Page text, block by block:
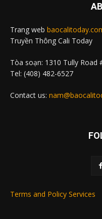
Trang web
Truyền Thông Cali Today
Tòa soạn: 1310 Tully Road
Tel: (408) 482-6527
Contact us:
Terms and Policy Services